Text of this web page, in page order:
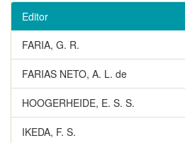
Editor
FARIA, G. R.
FARIAS NETO, A. L. de
HOOGERHEIDE, E. S. S.
IKEDA, F. S.